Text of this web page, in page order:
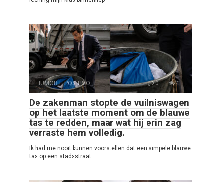
HUMOR E POSITIVO 0 1
De zakenman stopte de vuilniswagen
op het laatste moment om de blauwe
tas te redden, maar wat hij erin zag
verraste hem volledig.
Ik had me nooit kunnen voorstellen dat een simpele blauwe
tas op een stadsstraat